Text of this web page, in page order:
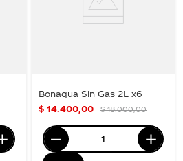
Bonaqua Sin Gas 2L x6
$ 14.400,00 $ 18.000,00